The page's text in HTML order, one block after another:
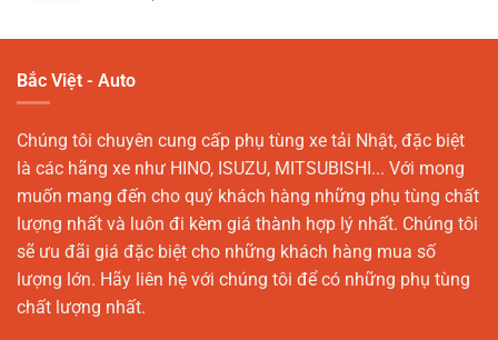
Bắc Việt - Auto
Chúng tôi chuyên cung cấp phụ tùng xe tải Nhật, đặc biệt
là các hãng xe như HINO, ISUZU, MITSUBISHI... Với mong
muốn mang đến cho quý khách hàng những phụ tùng chất
lượng nhất và luôn đi kèm giá thành hợp lý nhất. Chúng tôi
sẽ ưu đãi giá đặc biệt cho những khách hàng mua số
lượng lớn. Hãy liên hệ với chúng tôi để có những phụ tùng
chất lượng nhất.